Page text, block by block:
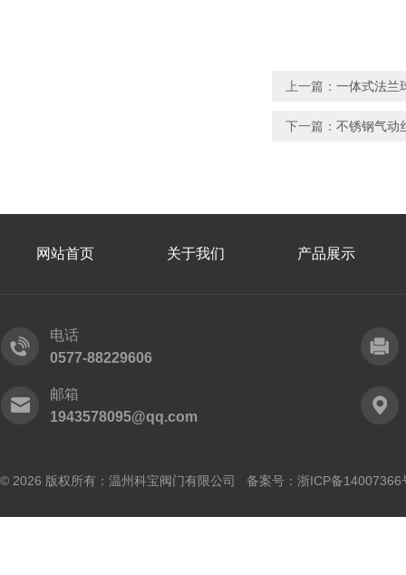
上一篇： 一体式法兰
下一篇： 不锈钢气动
网站首页 关于我们 产品展示
电话
0577-88229606
邮箱
1943578095@qq.com
© 2026 版权所有：温州科宝阀门有限公司 备案号： 浙ICP备14007366